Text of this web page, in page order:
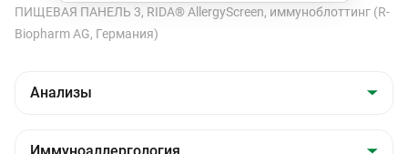
ПИЩЕВАЯ ПАНЕЛЬ 3, RIDA® AllergyScreen, иммуноблоттинг (R-
Biopharm AG, Германия)